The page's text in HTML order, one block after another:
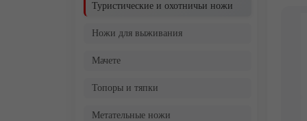
Туристические и охотничьи ножи
Ножи для выживания
Мачете
Топоры и тяпки
Метательные ножи